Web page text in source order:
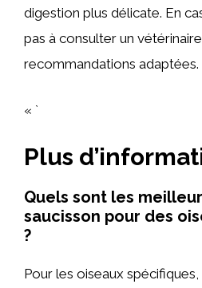
digestion plus délicate. En
pas à consulter un
recommandations adaptées.
« `
Plus
Quels sont les
saucisson pour des
?
Pour les oiseaux